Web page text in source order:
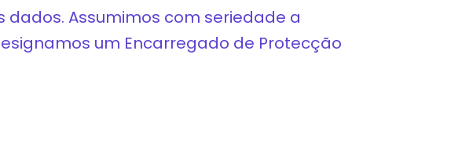
dados. Assumimos com seriedade a
um Encarregado de Protecção